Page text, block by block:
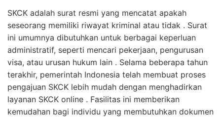
SKCK adalah surat resmi yang mencatat apakah
seseorang memiliki riwayat kriminal atau tidak . Surat
ini umumnya dibutuhkan untuk berbagai keperluan
administratif, seperti mencari pekerjaan, pengurusan
visa, atau urusan hukum lain . Selama beberapa tahun
terakhir, pemerintah Indonesia telah membuat proses
pengajuan SKCK lebih mudah dengan menghadirkan
layanan SKCK online . Fasilitas ini memberikan
kemudahan bagi individu yang membutuhkan dokumen